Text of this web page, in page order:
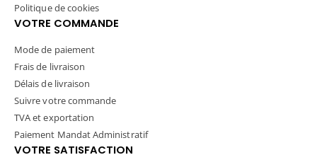
Politique de cookies
VOTRE COMMANDE
Mode de paiement
Frais de livraison
Délais de livraison
Suivre votre commande
TVA et exportation
Paiement Mandat Administratif
VOTRE SATISFACTION